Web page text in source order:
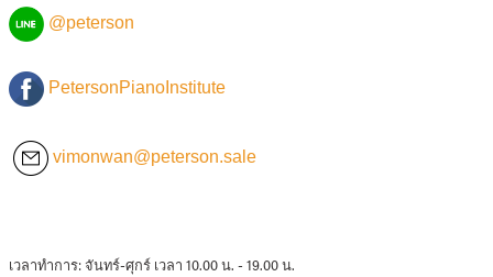
@peterson
PetersonPianoInstitute
vimonwan@peterson.sale
เวลาทำการ: จันทร์-ศุกร์ เวลา 10.00 น. - 19.00 น.